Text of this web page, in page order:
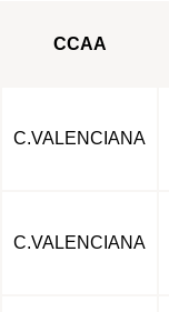
CCAA
C.VALENCIANA
C.VALENCIANA